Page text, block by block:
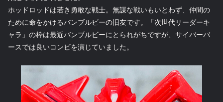
ホッドロッドは若き勇敢な戦士。無謀な戦いもいとわず、仲間の
ために命をかけるバンブルビーの旧友です。「次世代リーダーキ
ャラ」の枠は最近バンブルビーにとられがちですが、サイバーバ
ースでは良いコンビを演じていました。